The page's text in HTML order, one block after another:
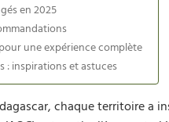
en 2025
une expérience complète
: inspirations et astuces
chaque territoire a